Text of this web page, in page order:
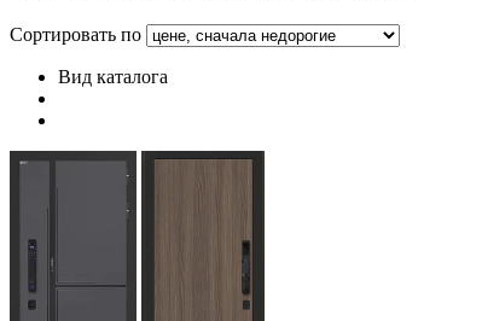
Сортировать по
Вид каталога